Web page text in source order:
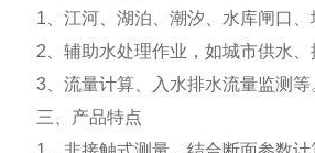
1、江河、湖泊、潮汐、水库闸口、
2、辅助水处理作业，如城市供水、
3、流量计算、入水排水流量监测等
三、产品特点